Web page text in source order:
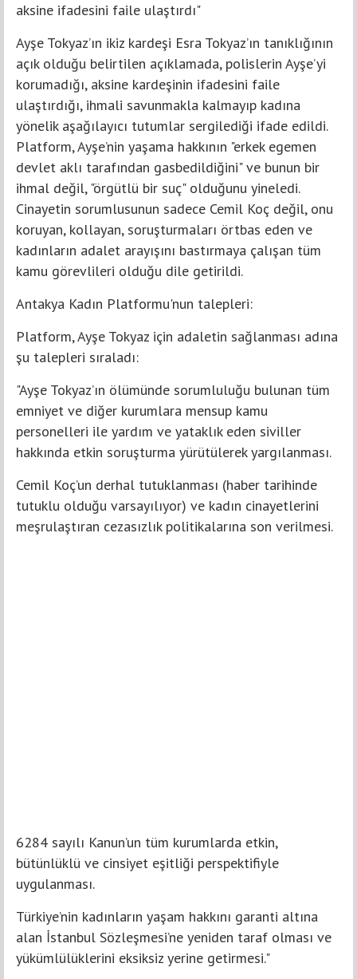
aksine ifadesini faile ulaştırdı"
Ayşe Tokyaz’ın ikiz kardeşi Esra Tokyaz’ın tanıklığının
açık olduğu belirtilen açıklamada, polislerin Ayşe’yi
korumadığı, aksine kardeşinin ifadesini faile
ulaştırdığı, ihmali savunmakla kalmayıp kadına
yönelik aşağılayıcı tutumlar sergilediği ifade edildi.
Platform, Ayşe’nin yaşama hakkının "erkek egemen
devlet aklı tarafından gasbedildiğini" ve bunun bir
ihmal değil, "örgütlü bir suç" olduğunu yineledi.
Cinayetin sorumlusunun sadece Cemil Koç değil, onu
koruyan, kollayan, soruşturmaları örtbas eden ve
kadınların adalet arayışını bastırmaya çalışan tüm
kamu görevlileri olduğu dile getirildi.
Antakya Kadın Platformu'nun talepleri:
Platform, Ayşe Tokyaz için adaletin sağlanması adına
şu talepleri sıraladı:
"Ayşe Tokyaz’ın ölümünde sorumluluğu bulunan tüm
emniyet ve diğer kurumlara mensup kamu
personelleri ile yardım ve yataklık eden siviller
hakkında etkin soruşturma yürütülerek yargılanması.
Cemil Koç’un derhal tutuklanması (haber tarihinde
tutuklu olduğu varsayılıyor) ve kadın cinayetlerini
meşrulaştıran cezasızlık politikalarına son verilmesi.
6284 sayılı Kanun’un tüm kurumlarda etkin,
bütünlüklü ve cinsiyet eşitliği perspektifiyle
uygulanması.
Türkiye’nin kadınların yaşam hakkını garanti altına
alan İstanbul Sözleşmesi’ne yeniden taraf olması ve
yükümlülüklerini eksiksiz yerine getirmesi."